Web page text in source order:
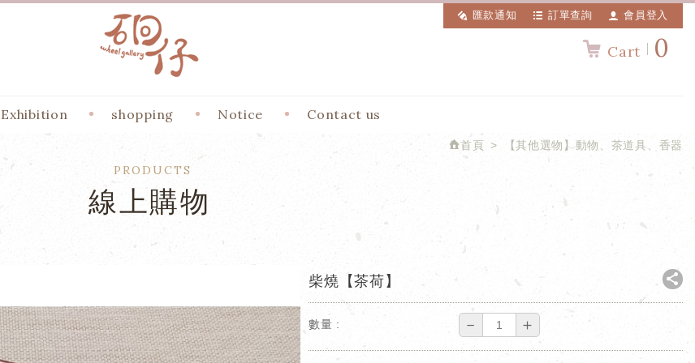
匯款通知 訂單查詢 會員登入
Cart 0
Exhibition shopping Notice Contact us
首頁 【其他選物】動物、茶道具、香器
PRODUCTS
線上購物
柴燒【茶荷】
數量 : － ＋